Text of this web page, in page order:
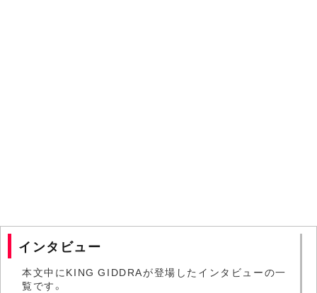
インタビュー
本文中にKING GIDDRAが登場したインタビューの一
覧です。